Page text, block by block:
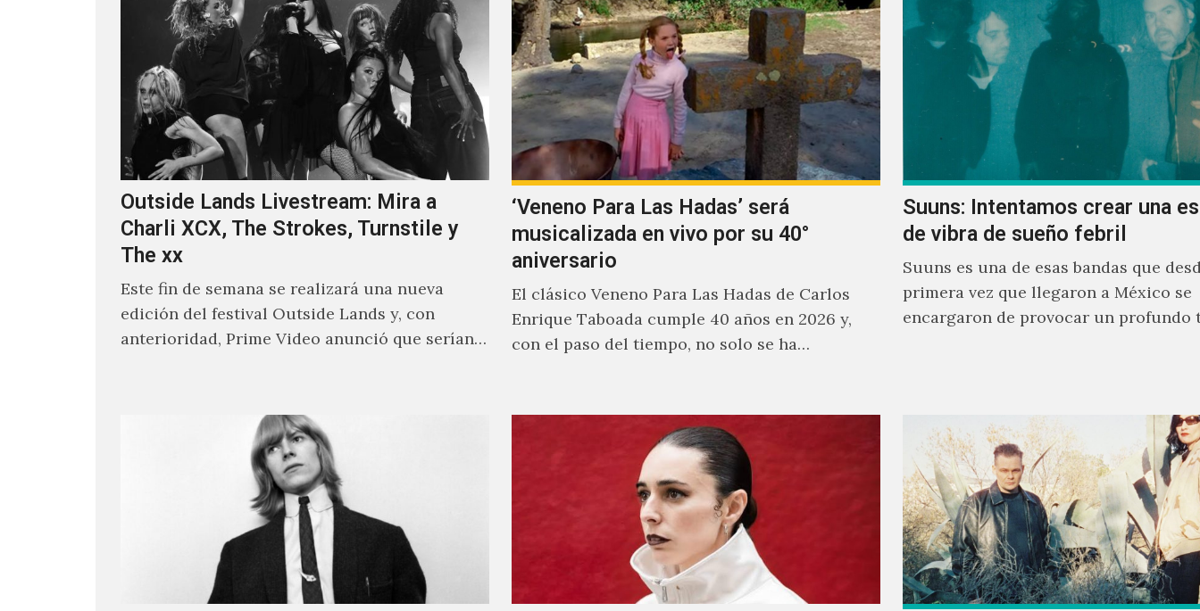
Outside Lands Livestream: Mira a
Charli XCX, The Strokes, Turnstile y
The xx
Este fin de semana se realizará una nueva
edición del festival Outside Lands y, con
anterioridad, Prime Video anunció que serían
‘Veneno Para Las Hadas’ será
musicalizada en vivo por su 40°
aniversario
El clásico Veneno Para Las Hadas de Carlos
Enrique Taboada cumple 40 años en 2026 y,
con el paso del tiempo, no solo se ha…
Suuns: Intentamos crear una
de vibra de sueño febril
Suuns es una de esas bandas que
primera vez que llegaron a México se
encargaron de provocar un profundo